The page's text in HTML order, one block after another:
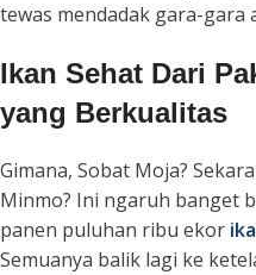
tewas mendadak gara-gara
Ikan Sehat Dari
yang Berkualitas
Gimana, Sobat Moja?
Minmo? Ini ngaruh banget
panen puluhan ribu ekor
Semuanya balik lagi ke